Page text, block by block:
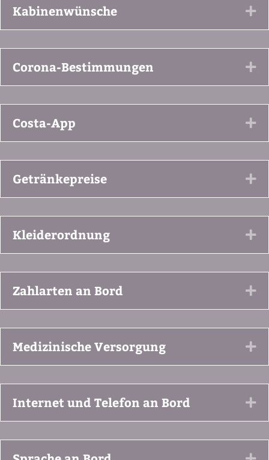
Kabinenwünsche
Corona-Bestimmungen
Costa-App
Getränkepreise
Kleiderordnung
Zahlarten an Bord
Medizinische Versorgung
Internet und Telefon an Bord